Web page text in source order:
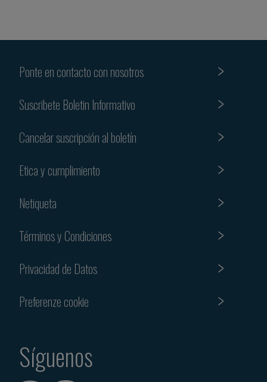
Ponte en contacto con nosotros
Suscribete Boletin Informativo
Cancelar suscripción al boletín
Etica y cumplimiento
Netiqueta
Términos y Condiciones
Privacidad de Datos
Preferenze cookie
Síguenos